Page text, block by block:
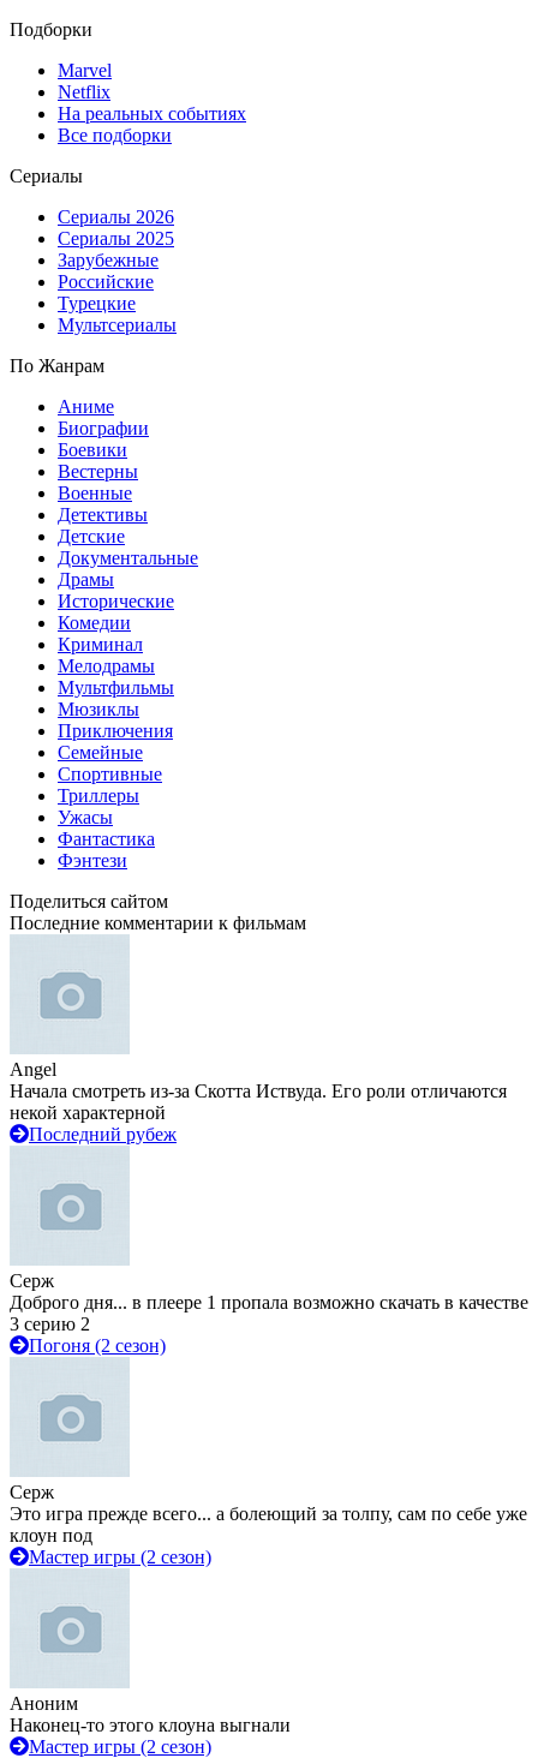
Подборки
Marvel
Netflix
На реальных событиях
Все подборки
Сериалы
Сериалы 2026
Сериалы 2025
Зарубежные
Российские
Турецкие
Мультсериалы
По Жанрам
Аниме
Биографии
Боевики
Вестерны
Военные
Детективы
Детские
Документальные
Драмы
Исторические
Комедии
Криминал
Мелодрамы
Мультфильмы
Мюзиклы
Приключения
Семейные
Спортивные
Триллеры
Ужасы
Фантастика
Фэнтези
Поделиться сайтом
Последние комментарии к фильмам
Angel
Начала смотреть из-за Скотта Иствуда. Его роли отличаются
некой характерной
Последний рубеж
Серж
Доброго дня... в плеере 1 пропала возможно скачать в качестве
3 серию 2
Погоня (2 сезон)
Серж
Это игра прежде всего... а болеющий за толпу, сам по себе уже
клоун под
Мастер игры (2 сезон)
Аноним
Наконец-то этого клоуна выгнали
Мастер игры (2 сезон)